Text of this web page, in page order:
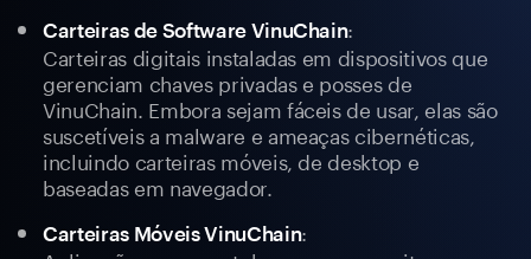
Carteiras de Software VinuChain:
Carteiras digitais instaladas em dispositivos que
gerenciam chaves privadas e posses de
VinuChain. Embora sejam fáceis de usar, elas são
suscetíveis a malware e ameaças cibernéticas,
incluindo carteiras móveis, de desktop e
baseadas em navegador.
Carteiras Móveis VinuChain: